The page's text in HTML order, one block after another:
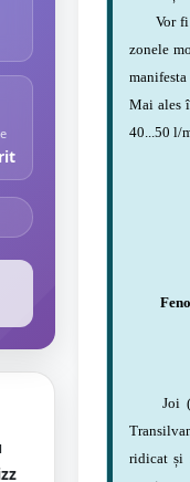
Vor fi
zonele
Mai ales
40...50 l/
Joi (6
ridicat și